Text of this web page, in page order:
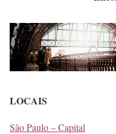
LOCAIS
São Paulo – Capital